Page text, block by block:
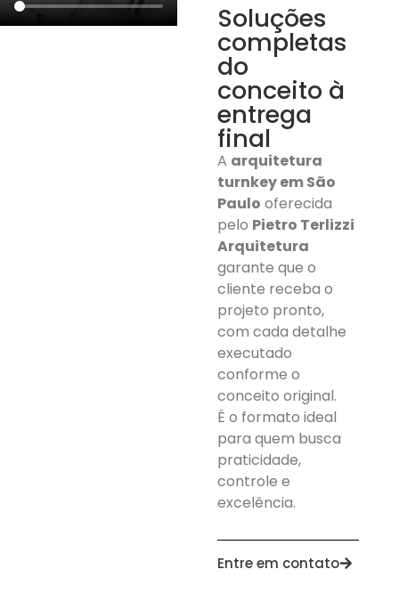
Soluções
completas
do
conceito à
entrega
final
A arquitetura
turnkey em São
Paulo oferecida
pelo Pietro Terlizzi
Arquitetura
garante que o
cliente receba o
projeto pronto,
com cada detalhe
executado
conforme o
conceito original.
É o formato ideal
para quem busca
praticidade,
controle e
excelência.
Entre em contato